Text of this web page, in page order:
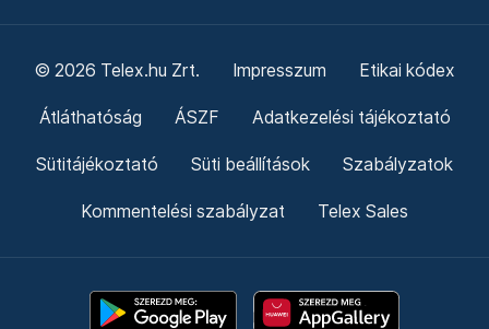
© 2026 Telex.hu Zrt. Impresszum Etikai kódex
Átláthatóság ÁSZF Adatkezelési tájékoztató
Sütitájékoztató Süti beállítások Szabályzatok
Kommentelési szabályzat Telex Sales